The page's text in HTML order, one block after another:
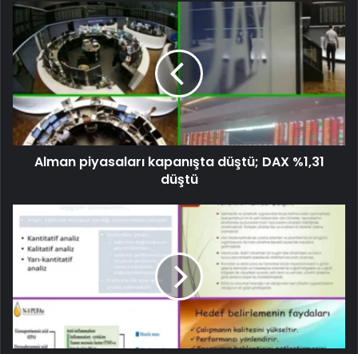
Alman piyasaları kapanışta düştü; DAX %1,31
düştü